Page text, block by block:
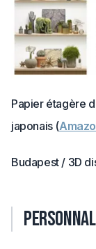
Papier étagère
japonais (
Budapest / 3D